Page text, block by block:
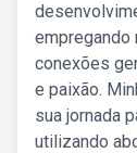
conexões
e paixão.
sua jornada
utilizando